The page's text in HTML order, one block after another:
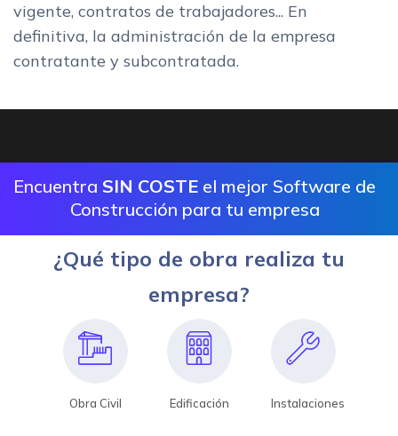
vigente, contratos de trabajadores... En
definitiva, la administración de la empresa
contratante y subcontratada.
Encuentra SIN COSTE el mejor Software de
Construcción para tu empresa
¿Qué tipo de obra realiza tu
empresa?
Obra Civil Edificación Instalaciones